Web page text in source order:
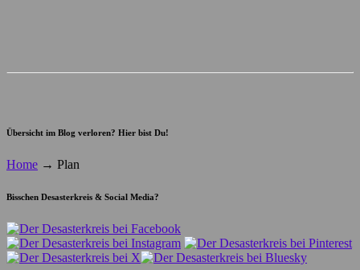
Übersicht im Blog verloren? Hier bist Du!
Home → Plan
Bisschen Desasterkreis & Social Media?